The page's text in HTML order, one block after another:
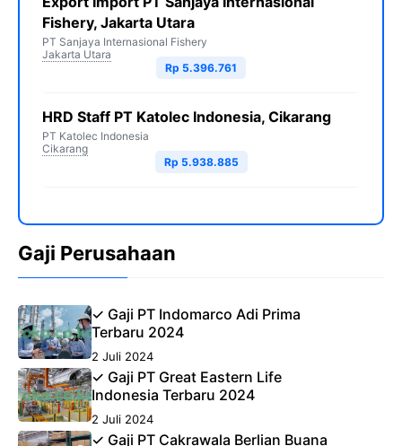
Fishery, Jakarta Utara
PT Sanjaya Internasional Fishery
Jakarta Utara
Rp 5.396.761
HRD Staff PT Katolec Indonesia, Cikarang
PT Katolec Indonesia
Cikarang
Rp 5.938.885
Gaji Perusahaan
✓ Gaji PT Indomarco Adi Prima
Terbaru 2024
2 Juli 2024
✓ Gaji PT Great Eastern Life
Indonesia Terbaru 2024
2 Juli 2024
✓ Gaji PT Cakrawala Berlian Buana